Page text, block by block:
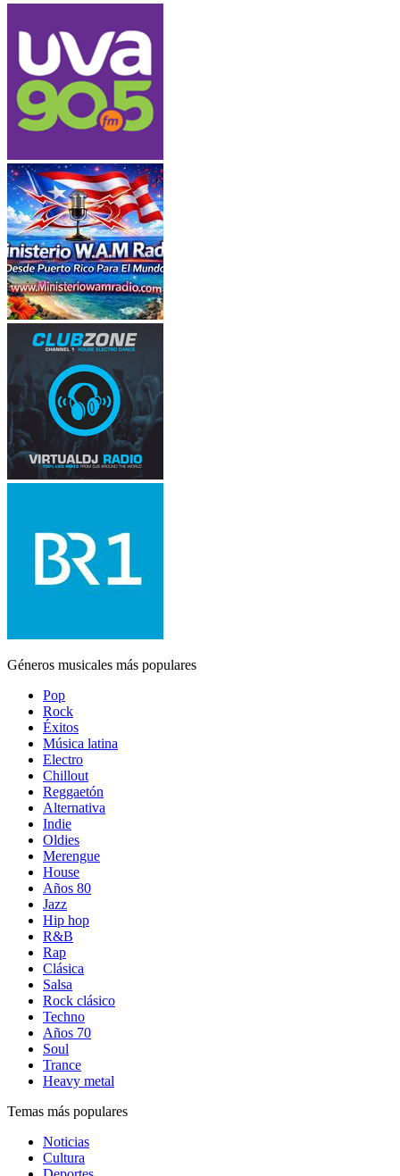
Géneros musicales más populares
Pop
Rock
Éxitos
Música latina
Electro
Chillout
Reggaetón
Alternativa
Indie
Oldies
Merengue
House
Años 80
Jazz
Hip hop
R&B
Rap
Clásica
Salsa
Rock clásico
Techno
Años 70
Soul
Trance
Heavy metal
Temas más populares
Noticias
Cultura